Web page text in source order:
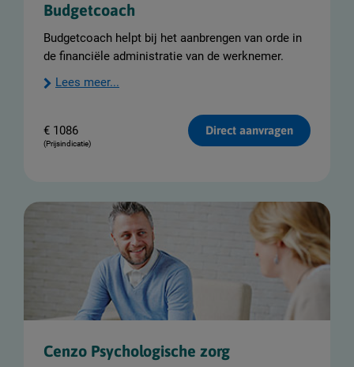
Budgetcoach
Budgetcoach helpt bij het aanbrengen van orde in
de financiële administratie van de werknemer.
Lees meer...
€ 1086
(Prijsindicatie)
Direct aanvragen
Cenzo Psychologische zorg